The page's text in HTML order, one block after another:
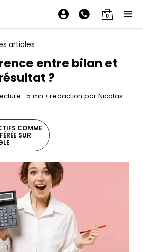
0
articles
entre bilan et
?
: 5 mn • rédaction par Nicolas
COMME
SUR